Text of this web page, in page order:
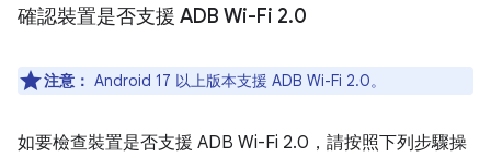
確認裝置是否支援 ADB Wi-Fi 2.0
注意： Android 17 以上版本支援 ADB Wi-Fi 2.0。
如要檢查裝置是否支援 ADB Wi-Fi 2.0，請按照下列步驟操